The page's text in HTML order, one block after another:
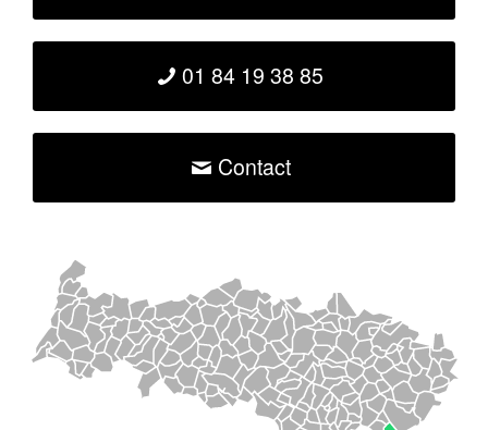
01 84 19 38 85
Contact